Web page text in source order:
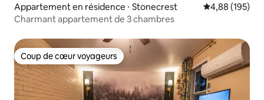
Appartement en résidence ⋅ Stonecrest Évaluation
4,88 (195)
Charmant appartement de 3 chambres
Coup de cœur voyageurs
Coup de cœur voyageurs